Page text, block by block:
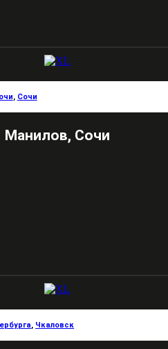
, Сочи
Манилов, Сочи
, Чкаловск